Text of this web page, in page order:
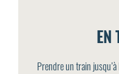
EN
Prendre un train